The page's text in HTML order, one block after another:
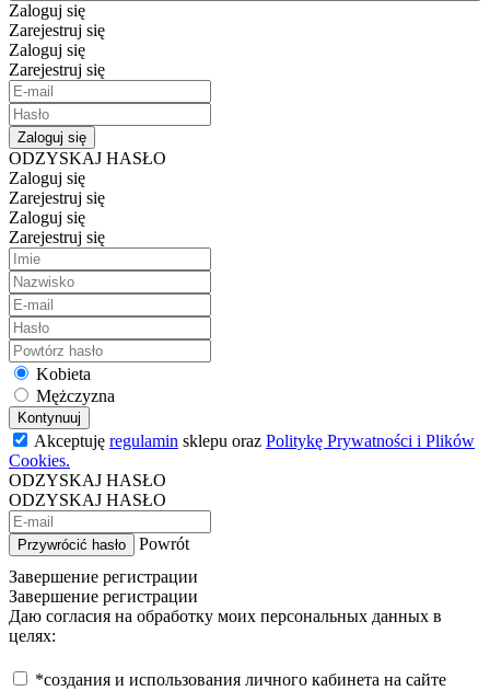
Zaloguj się
Zarejestruj się
Zaloguj się
Zarejestruj się
Zaloguj się
ODZYSKAJ HASŁO
Zaloguj się
Zarejestruj się
Zaloguj się
Zarejestruj się
Kobieta
Mężczyzna
Kontynuuj
Akceptuję regulamin sklepu oraz Politykę Prywatności i Plików
Cookies.
ODZYSKAJ HASŁO
ODZYSKAJ HASŁO
Przywrócić hasło
Powrót
Завершение регистрации
Завершение регистрации
Даю согласия на обработку моих персональных данных в
целях:
*создания и использования личного кабинета на сайте